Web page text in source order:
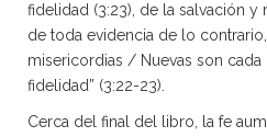
fidelidad (3:23), de la salvación y
de toda evidencia de lo
misericordias / Nuevas son cada
fidelidad” (3:22-23).
Cerca del final del libro, la fe